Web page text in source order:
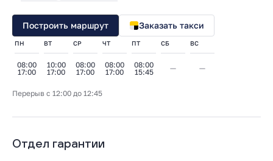
Построить маршрут Заказать такси
ПН
08:00
17:00
ВТ
10:00
17:00
СР
08:00
17:00
ЧТ
08:00
17:00
ПТ
08:00
15:45
СБ ВС
Перерыв с 12:00 до 12:45
Отдел гарантии